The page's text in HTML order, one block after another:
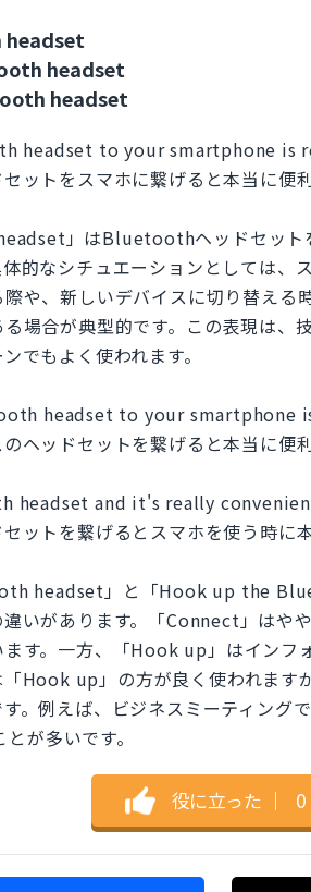
headset
headset
headset
headset to your smartphone is
ットをスマホに繋げると本当に便利
」はBluetoothヘッドセット
的なシチュエーションとしては
や、新しいデバイスに切り替える
場合が典型的です。この表現は、
でもよく使われます。
headset to your smartphone
ヘッドセットを繋げると本当に便利
headset and it's really
ットを繋げるとスマホを使う時に
headset」と「Hook up the
いがあります。「Connect」はや
す。一方、「Hook up」はインフ
Hook up」の方が良く使われます
。例えば、ビジネスミーティング
が多いです。
役に立った ｜ 0